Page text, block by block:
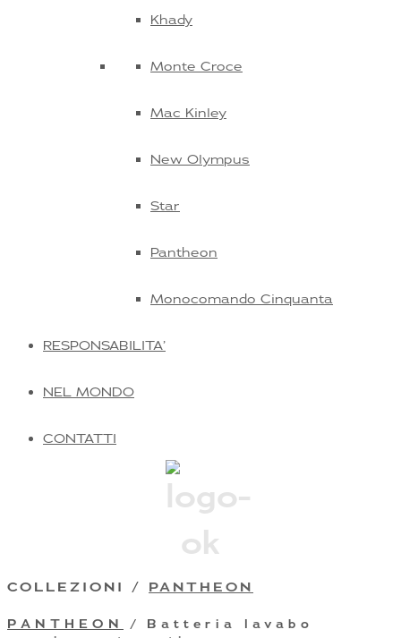
Khady
Monte Croce
Mac Kinley
New Olympus
Star
Pantheon
Monocomando Cinquanta
RESPONSABILITA’
NEL MONDO
CONTATTI
COLLEZIONI / PANTHEON
PANTHEON
/ Batteria lavabo